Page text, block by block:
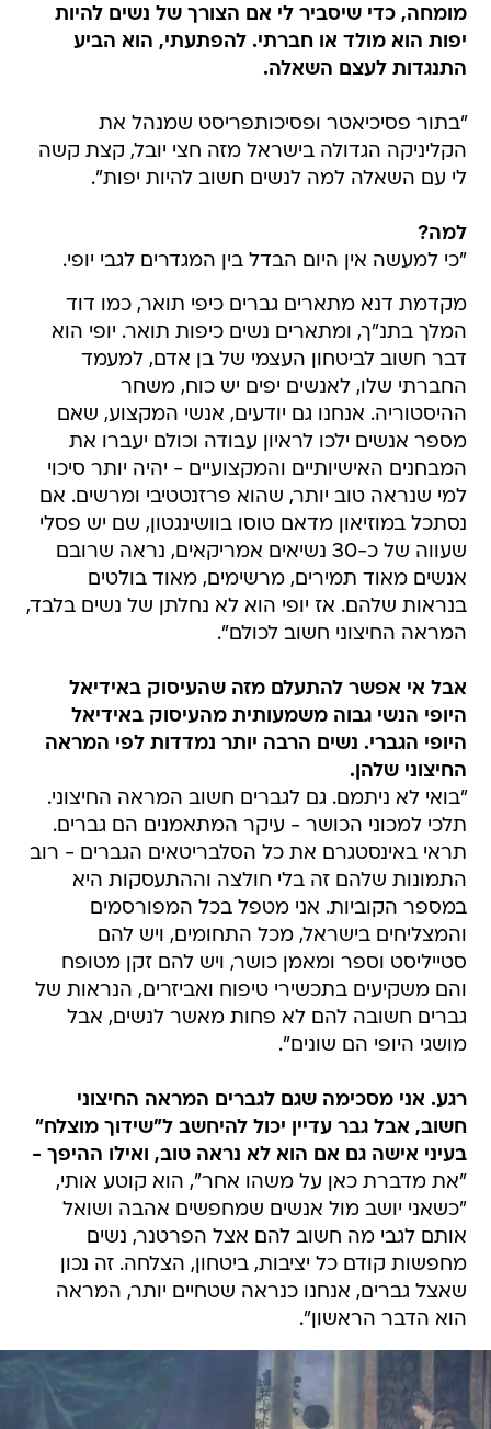
מומחה, כדי שיסביר לי אם הצורך של נשים להיות
יפות הוא מולד או חברתי. להפתעתי, הוא הביע
התנגדות לעצם השאלה.
"בתור פסיכיאטר ופסיכותפריסט שמנהל את
הקליניקה הגדולה בישראל מזה חצי יובל, קצת קשה
לי עם השאלה למה לנשים חשוב להיות יפות".
למה?
"כי למעשה אין היום הבדל בין המגדרים לגבי יופי.
מקדמת דנא מתארים גברים כיפי תואר, כמו דוד
המלך בתנ"ך, ומתארים נשים כיפות תואר. יופי הוא
דבר חשוב לביטחון העצמי של בן אדם, למעמד
החברתי שלו, לאנשים יפים יש כוח, משחר
ההיסטוריה. אנחנו גם יודעים, אנשי המקצוע, שאם
מספר אנשים ילכו לראיון עבודה וכולם יעברו את
המבחנים האישיותיים והמקצועיים - יהיה יותר סיכוי
למי שנראה טוב יותר, שהוא פרזנטטיבי ומרשים. אם
נסתכל במוזיאון מדאם טוסו בוושינגטון, שם יש פסלי
שעווה של כ-30 נשיאים אמריקאים, נראה שרובם
אנשים מאוד תמירים, מרשימים, מאוד בולטים
בנראות שלהם. אז יופי הוא לא נחלתן של נשים בלבד,
המראה החיצוני חשוב לכולם".
אבל אי אפשר להתעלם מזה שהעיסוק באידיאל
היופי הנשי גבוה משמעותית מהעיסוק באידיאל
היופי הגברי. נשים הרבה יותר נמדדות לפי המראה
החיצוני שלהן.
"בואי לא ניתמם. גם לגברים חשוב המראה החיצוני.
תלכי למכוני הכושר - עיקר המתאמנים הם גברים.
תראי באינסטגרם את כל הסלבריטאים הגברים - רוב
התמונות שלהם זה בלי חולצה וההתעסקות היא
במספר הקוביות. אני מטפל בכל המפורסמים
והמצליחים בישראל, מכל התחומים, ויש להם
סטייליסט וספר ומאמן כושר, ויש להם זקן מטופח
והם משקיעים בתכשירי טיפוח ואביזרים, הנראות של
גברים חשובה להם לא פחות מאשר לנשים, אבל
מושגי היופי הם שונים".
רגע. אני מסכימה שגם לגברים המראה החיצוני
חשוב, אבל גבר עדיין יכול להיחשב ל"שידוך מוצלח"
בעיני אישה גם אם הוא לא נראה טוב, ואילו ההיפך -
"את מדברת כאן על משהו אחר", הוא קוטע אותי,
"כשאני יושב מול אנשים שמחפשים אהבה ושואל
אותם לגבי מה חשוב להם אצל הפרטנר, נשים
מחפשות קודם כל יציבות, ביטחון, הצלחה. זה נכון
שאצל גברים, אנחנו כנראה שטחיים יותר, המראה
הוא הדבר הראשון".